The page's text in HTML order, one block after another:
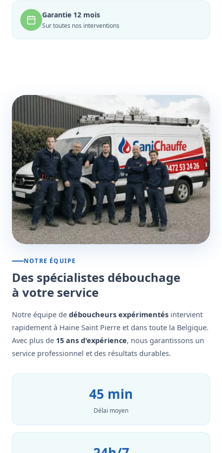
Garantie 12 mois
Sur toutes nos interventions
NOTRE ÉQUIPE
Des spécialistes débouchage
à votre service
Notre équipe de déboucheurs expérimentés intervient
rapidement à Haine Saint Pierre et dans toute la Belgique.
Avec plus de 15 ans d'expérience, nous garantissons un
service professionnel et des résultats durables.
45 min
Délai moyen